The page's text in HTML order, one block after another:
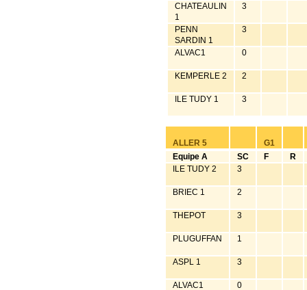
CHATEAULIN
1
3
PENN
SARDIN 1
3
ALVAC1 0
KEMPERLE 2 2
ILE TUDY 1 3
ALLER 5
G1
Equipe A
SC F
R
ILE TUDY 2
3
BRIEC 1 2
THEPOT 3
PLUGUFFAN 1
ASPL 1 3
ALVAC1 0